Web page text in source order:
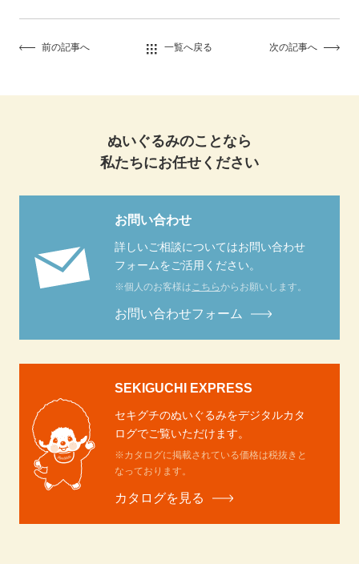
前の記事へ 一覧へ戻る 次の記事へ
ぬいぐるみのことなら
私たちにお任せください
お問い合わせ
詳しいご相談についてはお問い合わせ
フォームをご活用ください。
※個人のお客様は こちらからお願いします。
お問い合わせフォーム
SEKIGUCHI EXPRESS
セキグチのぬいぐるみをデジタルカタ
ログでご覧いただけます。
※カタログに掲載されている価格は税抜きと
なっております。
カタログを見る